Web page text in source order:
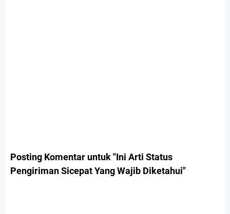
Posting Komentar untuk "Ini Arti Status
Pengiriman Sicepat Yang Wajib Diketahui"